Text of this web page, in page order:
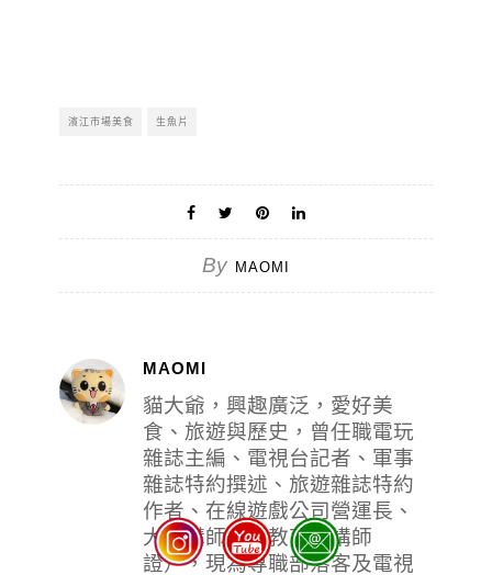
濱江市場美食 生魚片
By MAOMI
MAOMI
貓大爺，興趣廣泛，愛好美
食、旅遊與歷史，曾任職電玩
雜誌主編、電視台記者、軍事
雜誌特約撰述、旅遊雜誌特約
作者、在線遊戲公司營運長、
大學講師（有教育部講師
證），現為專職部落客及電視